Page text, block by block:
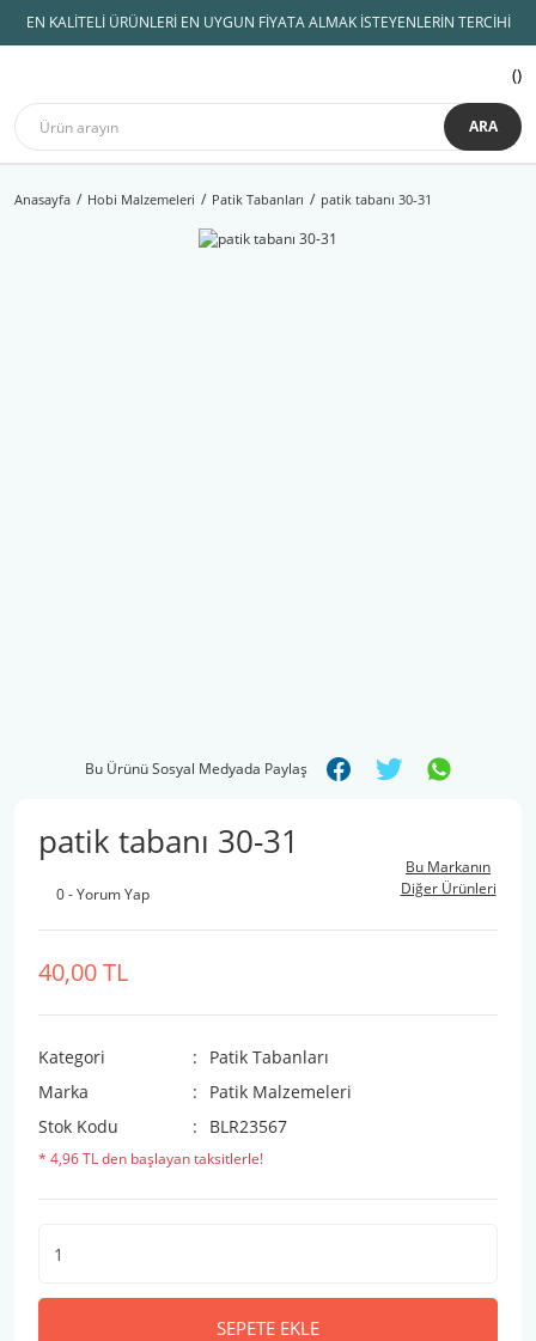
EN KALİTELİ ÜRÜNLERİ EN UYGUN FİYATA ALMAK İSTEYENLERİN TERCİHİ
ARA
Anasayfa Hobi Malzemeleri Patik Tabanları patik tabanı 30-31
Bu Ürünü Sosyal Medyada Paylaş
patik tabanı 30-31
0 - Yorum Yap
Bu Markanın
Diğer Ürünleri
40,00 TL
Kategori
Patik Tabanları
Marka
Patik Malzemeleri
Stok Kodu
BLR23567
* 4,96 TL den başlayan taksitlerle!
SEPETE EKLE